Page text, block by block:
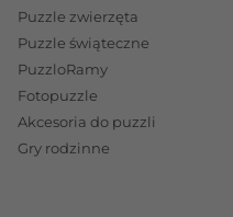
Puzzle zwierzęta
Puzzle świąteczne
PuzzloRamy
Fotopuzzle
Akcesoria do puzzli
Gry rodzinne